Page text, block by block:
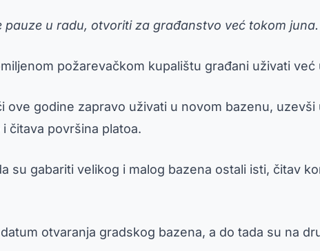
u radu, otvoriti za građanstvo već tokom juna.
požarevačkom kupalištu građani uživati već
godine zapravo uživati u novom bazenu,
čitava površina platoa.
su gabariti velikog i malog bazena ostali isti, čitav
otvaranja gradskog bazena, a do tada su na